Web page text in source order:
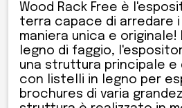
Wood Rack Free è
terra capace di arredare
maniera unica e originale!
legno di faggio,
una struttura principale e
con listelli in legno per
brochures di varia